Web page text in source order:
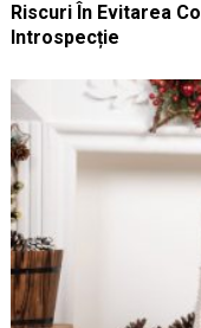
Riscuri În Evitarea
Introspecție